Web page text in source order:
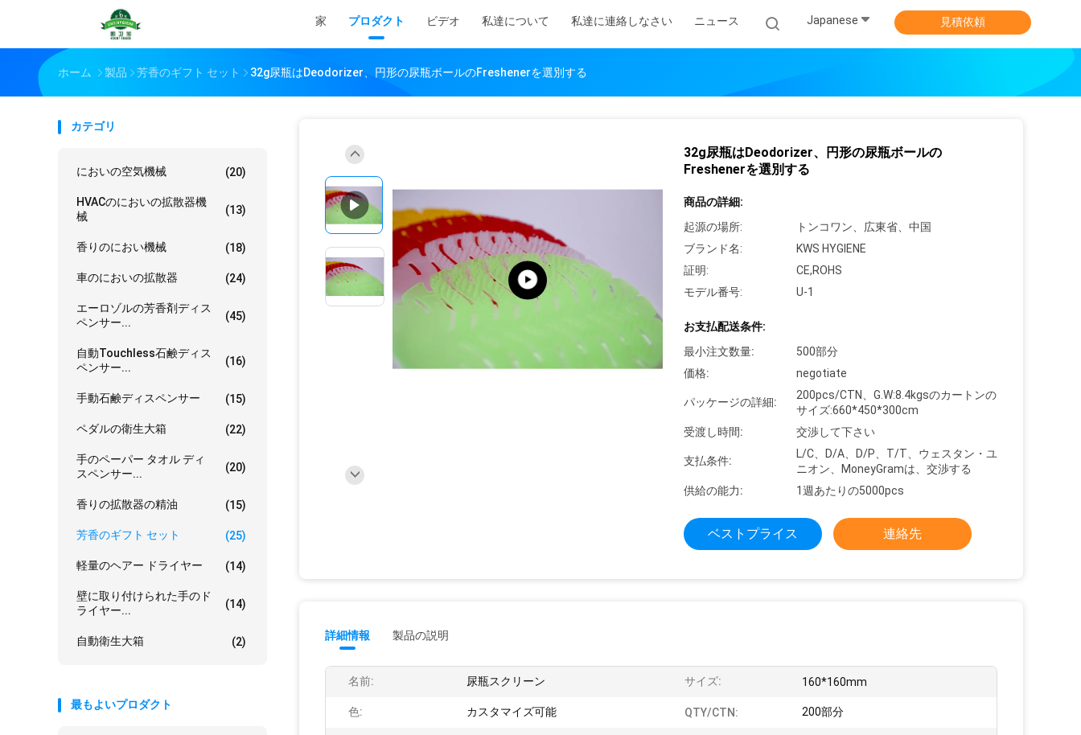
家 プロダクト ビデオ 私達について 私達に連絡しなさい ニュース Japanese 見積依頼
ホーム 製品 芳香のギフト セット 32g尿瓶はDeodorizer、円形の尿瓶ボールのFreshenerを選別する
カテゴリ
においの空気機械 (20)
HVACのにおいの拡散器機
械
(13)
香りのにおい機械 (18)
車のにおいの拡散器 (24)
エーロゾルの芳香剤ディス
ペンサー...
(45)
自動touchless石鹸ディス
ペンサー...
(16)
手動石鹸ディスペンサー (15)
ペダルの衛生大箱 (22)
手のペーパー タオル ディ
スペンサー...
(20)
香りの拡散器の精油 (15)
芳香のギフト セット (25)
軽量のヘアー ドライヤー (14)
壁に取り付けられた手のド
ライヤー...
(14)
自動衛生大箱 (2)
最もよいプロダクト
32g尿瓶はDeodorizer、円形の尿瓶ボールの
Freshenerを選別する
商品の詳細:
起源の場所:
トンコワン、広東省、中国
ブランド名:
KWS HYGIENE
証明:
CE,ROHS
モデル番号:
U-1
お支払配送条件:
最小注文数量:
500部分
価格:
negotiate
パッケージの詳細:
200pcs/CTN、G.W:8.4kgsのカートンの
サイズ:660*450*300cm
受渡し時間:
交渉して下さい
支払条件:
L/C、D/A、D/P、T/T、ウェスタン・ユ
ニオン、MoneyGramは、交渉する
供給の能力:
1週あたりの5000pcs
ベストプライス 連絡先
詳細情報 製品の説明
名前: 尿瓶スクリーン サイズ: 160*160mm
色: カスタマイズ可能 QTY/CTN: 200部分